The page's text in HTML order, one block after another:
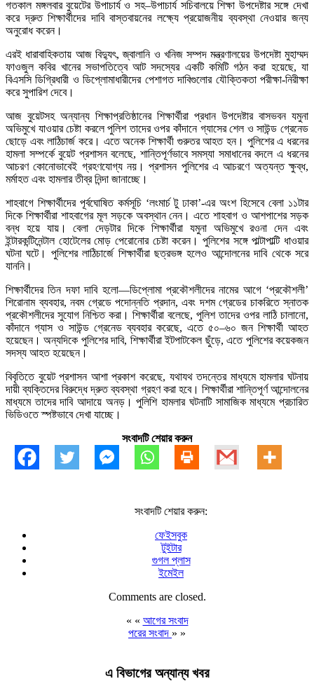
গতকাল মঙ্গলবার বুয়েটের উপাচার্য ও সহ–উপাচার্য সচিবালয়ে শিক্ষা উপদেষ্টার সঙ্গে দেখা
করে দ্রুত শিক্ষার্থীদের দাবি বাস্তবায়নের লক্ষ্যে প্রয়োজনীয় ব্যবস্থা নেওয়ার জন্য
অনুরোধ করেন।
এরই ধারাবাহিকতায় আজ বিদ্যুৎ, জ্বালানি ও খনিজ সম্পদ মন্ত্রণালয়ের উপদেষ্টা মুহাম্মদ
ফাওজুল কবির খানের সভাপতিত্বে আট সদস্যের একটি কমিটি গঠন করা হয়েছে, যা
বিএসসি ডিগ্রিধারী ও ডিপ্লোমাধারীদের পেশাগত দাবিগুলোর যৌক্তিকতা পরীক্ষা-নিরীক্ষা
করে সুপারিশ দেবে।
আজ বুয়েটসহ অন্যান্য শিক্ষাপ্রতিষ্ঠানের শিক্ষার্থীরা প্রধান উপদেষ্টার বাসভবন যমুনা
অভিমুখে যাওয়ার চেষ্টা করলে পুলিশ তাদের ওপর কাঁদানে গ্যাসের শেল ও সাউন্ড গ্রেনেড
ছোড়ে এবং লাঠিচার্জ করে। এতে অনেক শিক্ষার্থী গুরুতর আহত হন। পুলিশের এ ধরনের
হামলা সম্পর্কে বুয়েট প্রশাসন বলেছে, শান্তিপূর্ণভাবে সমস্যা সমাধানের বদলে এ ধরনের
আচরণ কোনোভাবেই গ্রহণযোগ্য নয়। প্রশাসন পুলিশের এ আচরণে অত্যন্ত ক্ষুব্ধ,
মর্মাহত এবং হামলার তীব্র নিন্দা জানাচ্ছে।
শাহবাগে শিক্ষার্থীদের পূর্বঘোষিত কর্মসূচি ‘লংমার্চ টু ঢাকা’-এর অংশ হিসেবে বেলা ১১টার
দিকে শিক্ষার্থীরা শাহবাগের মূল সড়কে অবস্থান নেন। এতে শাহবাগ ও আশপাশের সড়ক
বন্ধ হয়ে যায়। বেলা দেড়টার দিকে শিক্ষার্থীরা যমুনা অভিমুখে রওনা দেন এবং
ইন্টারকন্টিনেন্টাল হোটেলের মোড় পেরোনোর চেষ্টা করেন। পুলিশের সঙ্গে পাল্টাপাল্টি ধাওয়ার
ঘটনা ঘটে। পুলিশের লাঠিচার্জে শিক্ষার্থীরা ছত্রভঙ্গ হলেও আন্দোলনের দাবি থেকে সরে
যাননি।
শিক্ষার্থীদের তিন দফা দাবি হলো—ডিপ্লোমা প্রকৌশলীদের নামের আগে ‘প্রকৌশলী’
শিরোনাম ব্যবহার, নবম গ্রেডে পদোন্নতি প্রদান, এবং দশম গ্রেডের চাকরিতে স্নাতক
প্রকৌশলীদের সুযোগ নিশ্চিত করা। শিক্ষার্থীরা বলেছে, পুলিশ তাদের ওপর লাঠি চালানো,
কাঁদানে গ্যাস ও সাউন্ড গ্রেনেড ব্যবহার করেছে, এতে ৫০–৬০ জন শিক্ষার্থী আহত
হয়েছেন। অন্যদিকে পুলিশের দাবি, শিক্ষার্থীরা ইটপাটকেল ছুঁড়ে, এতে পুলিশের কয়েকজন
সদস্য আহত হয়েছেন।
বিবৃতিতে বুয়েট প্রশাসন আশা প্রকাশ করেছে, যথাযথ তদন্তের মাধ্যমে হামলার ঘটনায়
দায়ী ব্যক্তিদের বিরুদ্ধে দ্রুত ব্যবস্থা গ্রহণ করা হবে। শিক্ষার্থীরা শান্তিপূর্ণ আন্দোলনের
মাধ্যমে তাদের দাবি আদায়ে অনড়। পুলিশি হামলার ঘটনাটি সামাজিক মাধ্যমে প্রচারিত
ভিডিওতে স্পষ্টভাবে দেখা যাচ্ছে।
সংবাদটি শেয়ার করুন
সংবাদটি শেয়ার করুন:
ফেইসবুক
টুইটার
গুগল প্লাস
ইমেইল
Comments are closed.
« « আগের সংবাদ
পরের সংবাদ » »
এ বিভাগের অন্যান্য খবর